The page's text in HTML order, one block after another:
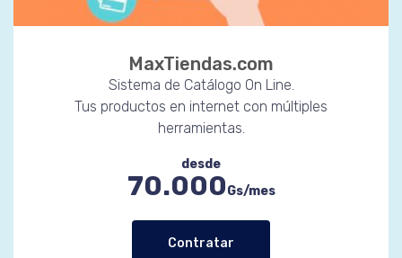
MaxTiendas.com
Sistema de Catálogo On Line.
Tus productos en internet con múltiples
herramientas.
desde
70.000Gs/mes
Contratar